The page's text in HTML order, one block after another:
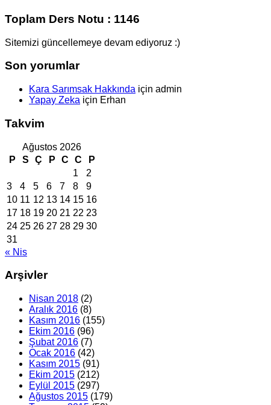
Toplam Ders Notu : 1146
Sitemizi güncellemeye devam ediyoruz :)
Son yorumlar
Kara Sarımsak Hakkında için admin
Yapay Zeka için Erhan
Takvim
Ağustos 2026
P
S Ç P C C
P
1
2
3
4 5 6 7 8
9
10 11 12 13 14 15 16
17 18 19 20 21 22 23
24 25 26 27 28 29 30
31
« Nis
Arşivler
Nisan 2018 (2)
Aralık 2016 (8)
Kasım 2016 (155)
Ekim 2016 (96)
Şubat 2016 (7)
Ocak 2016 (42)
Kasım 2015 (91)
Ekim 2015 (212)
Eylül 2015 (297)
Ağustos 2015 (179)